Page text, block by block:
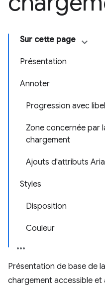
Sur cette page
Présentation
Annoter
Progression avec
Zone concernée par
chargement
Ajouts d'attributs Aria
Styles
Disposition
Couleur
Présentation de base de
chargement accessible